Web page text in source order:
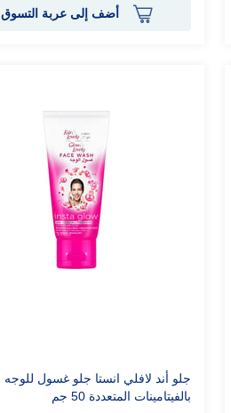
أضف إلى عربة التسوق
جلو أند لافلي انستا جلو غسول للوجه
بالفيتامينات المتعددة 50 جم